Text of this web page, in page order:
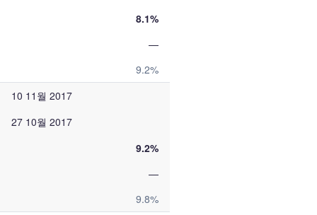
8.1%
—
9.2%
10 11월 2017
27 10월 2017
9.2%
—
9.8%